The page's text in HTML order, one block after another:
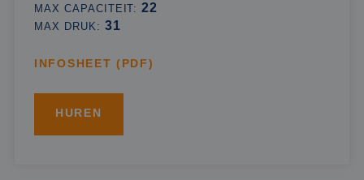
MAX CAPACITEIT:22
MAX DRUK: 31
INFOSHEET (PDF)
HUREN